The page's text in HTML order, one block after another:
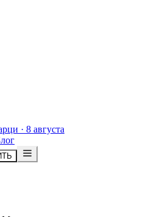
· 8 августа